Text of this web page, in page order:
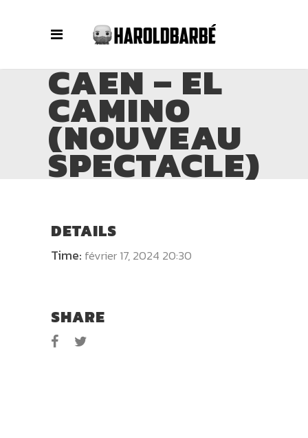
CAEN – EL
CAMINO
(NOUVEAU
SPECTACLE)
DETAILS
Time: février 17, 2024 20:30
SHARE